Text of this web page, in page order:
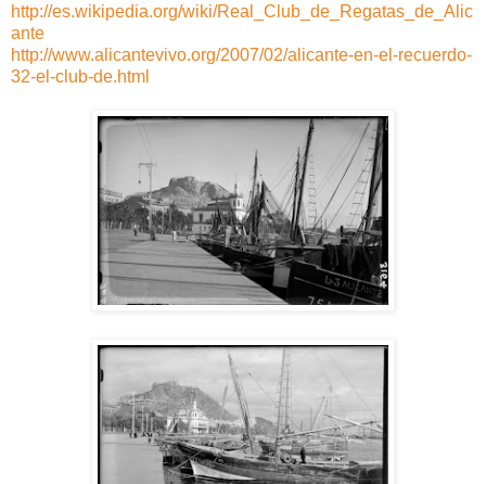
http://es.wikipedia.org/wiki/Real_Club_de_Regatas_de_Alic
ante
http://www.alicantevivo.org/2007/02/alicante-en-el-recuerdo-
32-el-club-de.html